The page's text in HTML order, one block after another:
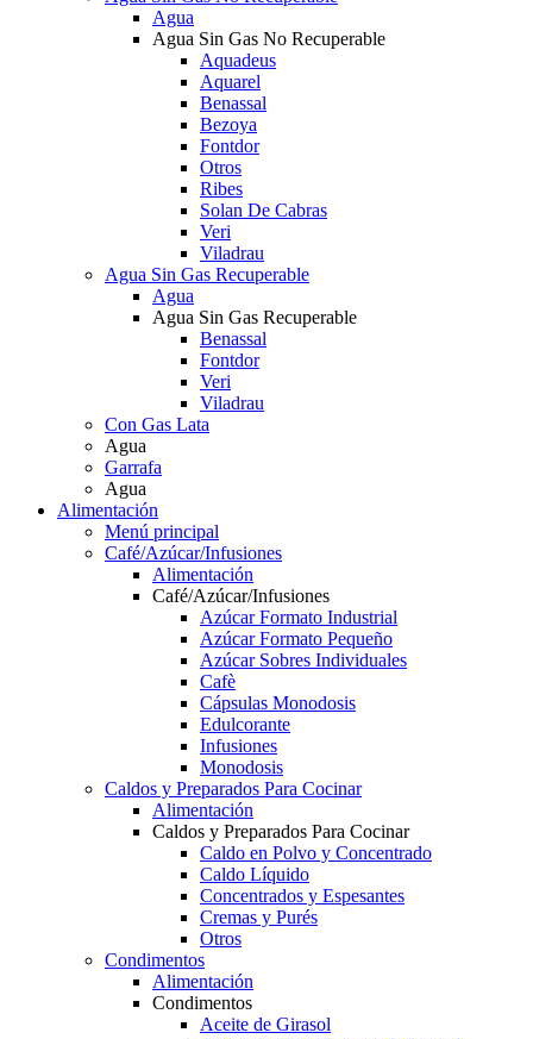
Agua
Agua Sin Gas No Recuperable
Aquadeus
Aquarel
Benassal
Bezoya
Fontdor
Otros
Ribes
Solan De Cabras
Veri
Viladrau
Agua Sin Gas Recuperable
Agua
Agua Sin Gas Recuperable
Benassal
Fontdor
Veri
Viladrau
Con Gas Lata
Agua
Garrafa
Agua
Alimentación
Menú principal
Café/Azúcar/Infusiones
Alimentación
Café/Azúcar/Infusiones
Azúcar Formato Industrial
Azúcar Formato Pequeño
Azúcar Sobres Individuales
Cafè
Cápsulas Monodosis
Edulcorante
Infusiones
Monodosis
Caldos y Preparados Para Cocinar
Alimentación
Caldos y Preparados Para Cocinar
Caldo en Polvo y Concentrado
Caldo Líquido
Concentrados y Espesantes
Cremas y Purés
Otros
Condimentos
Alimentación
Condimentos
Aceite de Girasol